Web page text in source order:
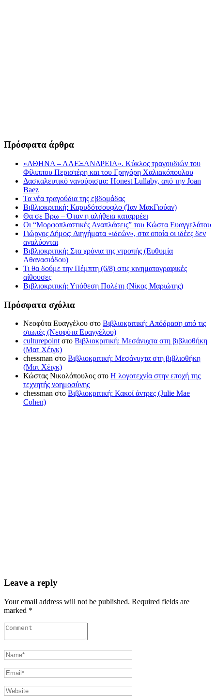
Πρόσφατα άρθρα
«ΑΘΗΝΑ – ΑΛΕΞΑΝΔΡΕΙΑ». Κύκλος τραγουδιών του
Φίλιππου Περιστέρη και του Γρηγόρη Χαλιακόπουλου
Δασκαλευτικό νανούρισμα: Honest Lullaby, από την Joan
Baez
Τα νέα τραγούδια της εβδομάδας
Βιβλιοκριτική: Καρυδότσουφλο (Ίαν ΜακΓιούαν)
Θα σε Βρω – Όταν η αλήθεια καταρρέει
Οι “Μορφοπλαστικές Αναπλάσεις” του Κώστα Ευαγγελάτου
Γιώργος Δήμος: Διηγήματα «ιδεών», στα οποία οι ιδέες δεν
αναλύονται
Βιβλιοκριτική: Στα χρόνια της ντροπής (Ευθυμία
Αθανασιάδου)
Τι θα δούμε την Πέμπτη (6/8) στις κινηματογραφικές
αίθουσες
Βιβλιοκριτική: Υπόθεση Πολέτη (Νίκος Μαριώτης)
Πρόσφατα σχόλια
Νεοφύτα Ευαγγέλου στο Βιβλιοκριτική: Απόδραση από τις
σιωπές (Νεοφύτα Ευαγγέλου)
culturepointστο Βιβλιοκριτική: Μεσάνυχτα στη βιβλιοθήκη
(Ματ Χέιγκ)
chessman στο Βιβλιοκριτική: Μεσάνυχτα στη βιβλιοθήκη
(Ματ Χέιγκ)
Κώστας Νικολόπουλος στο Η λογοτεχνία στην εποχή της
τεχνητής νοημοσύνης
chessman στο Βιβλιοκριτική: Κακοί άντρες (Julie Mae
Cohen)
Leave a reply
Your email address will not be published. Required fields are
marked *